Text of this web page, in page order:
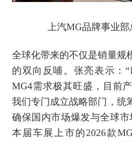
上汽MG品牌事业
全球化带来的不仅是销量规
的双向反哺。张亮表示：
MG4需求极其旺盛，目前
我们专门成立战略部门，统
确保国内市场爆发与全球
本届车展上市的2026款